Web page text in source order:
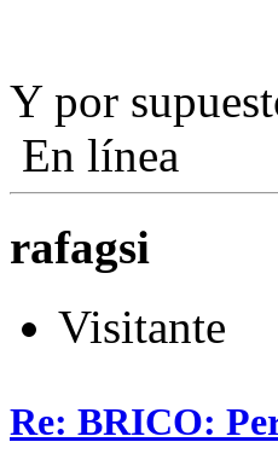
Y por
En línea
rafagsi
Visitante
Re: BRICO: